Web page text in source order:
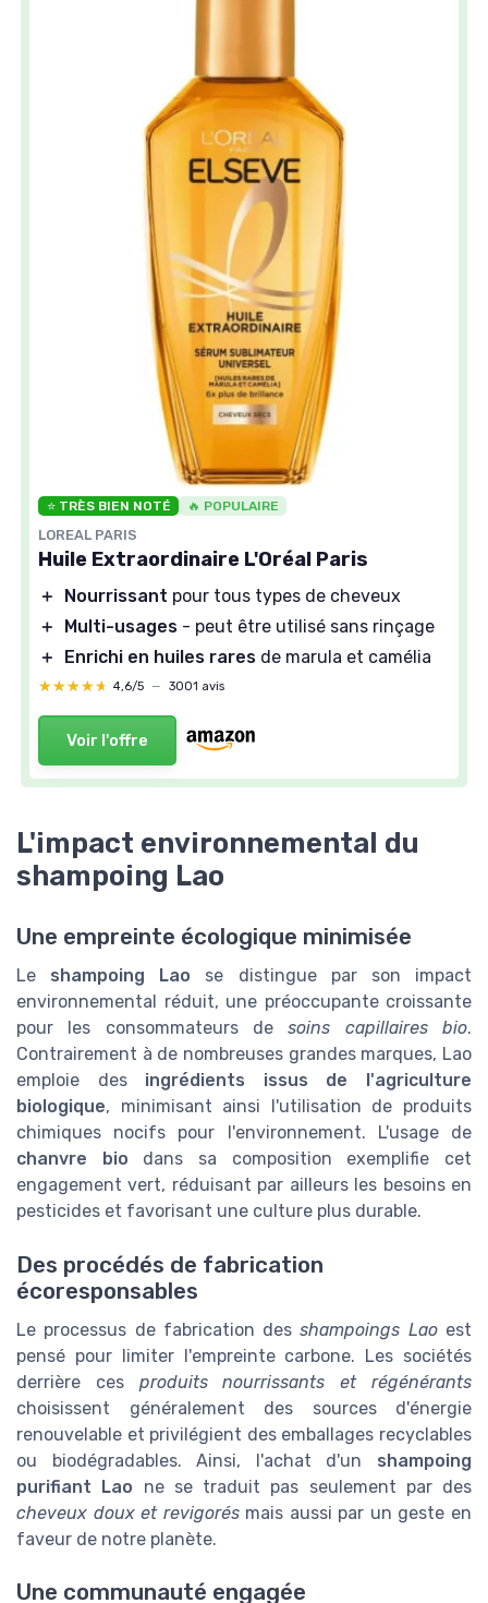
⭐ TRÈS BIEN NOTÉ 🔥 POPULAIRE
LOREAL PARIS
Huile Extraordinaire L'Oréal Paris
＋ Nourrissant pour tous types de cheveux
＋
Multi-usages - peut être utilisé sans rinçage
＋
Enrichi en huiles rares de marula et camélia
★★★★★
★★★★★ 4,6/5 — 3001 avis
Voir l'offre
L'impact environnemental du
shampoing Lao
Une empreinte écologique minimisée
Le shampoing Lao se distingue par son impact
environnemental réduit, une préoccupante croissante
pour les consommateurs desoins capillaires bio.
Contrairement à de nombreuses grandes marques, Lao
emploie des ingrédients issus de l'agriculture
biologique, minimisant ainsi l'utilisation de produits
chimiques nocifs pour l'environnement. L'usage de
chanvre bio dans sa composition exemplifie cet
engagement vert, réduisant par ailleurs les besoins en
pesticides et favorisant une culture plus durable.
Des procédés de fabrication
écoresponsables
Le processus de fabrication desshampoings Laoest
pensé pour limiter l'empreinte carbone. Les sociétés
derrière ces produits nourrissants et régénérants
choisissent généralement des sources d'énergie
renouvelable et privilégient des emballages recyclables
ou biodégradables. Ainsi, l'achat d'un shampoing
purifiant Lao ne se traduit pas seulement par des
cheveux doux et revigorésmais aussi par un geste en
faveur de notre planète.
Une communauté engagée